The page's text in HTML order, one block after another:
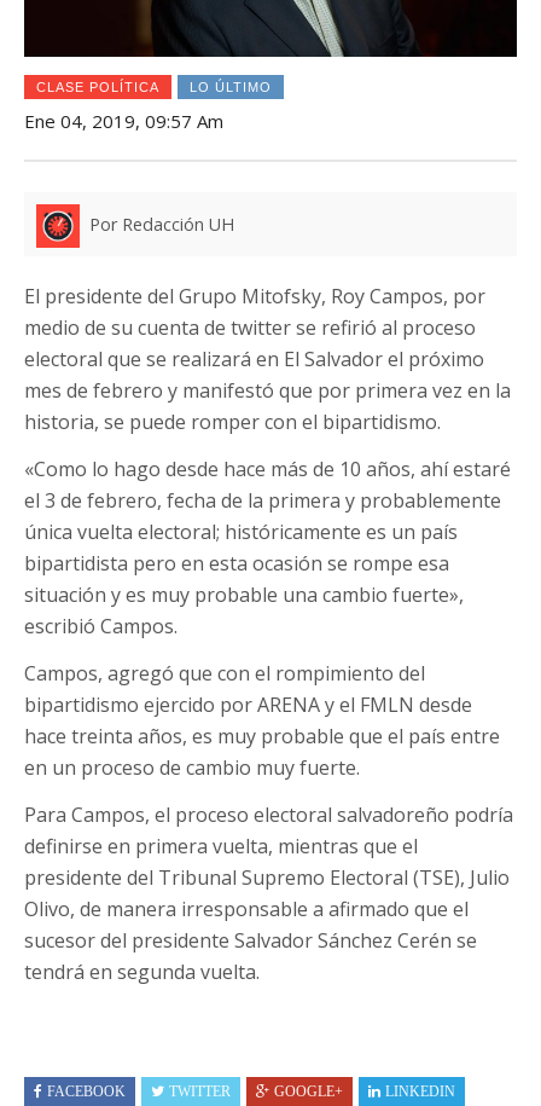
CLASE POLÍTICA LO ÚLTIMO
Ene 04, 2019, 09:57 Am
Por Redacción UH
El presidente del Grupo Mitofsky, Roy Campos, por
medio de su cuenta de twitter se refirió al proceso
electoral que se realizará en El Salvador el próximo
mes de febrero y manifestó que por primera vez en la
historia, se puede romper con el bipartidismo.
«Como lo hago desde hace más de 10 años, ahí estaré
el 3 de febrero, fecha de la primera y probablemente
única vuelta electoral; históricamente es un país
bipartidista pero en esta ocasión se rompe esa
situación y es muy probable una cambio fuerte»,
escribió Campos.
Campos, agregó que con el rompimiento del
bipartidismo ejercido por ARENA y el FMLN desde
hace treinta años, es muy probable que el país entre
en un proceso de cambio muy fuerte.
Para Campos, el proceso electoral salvadoreño podría
definirse en primera vuelta, mientras que el
presidente del Tribunal Supremo Electoral (TSE), Julio
Olivo, de manera irresponsable a afirmado que el
sucesor del presidente Salvador Sánchez Cerén se
tendrá en segunda vuelta.
FACEBOOK TWITTER GOOGLE+ LINKEDIN